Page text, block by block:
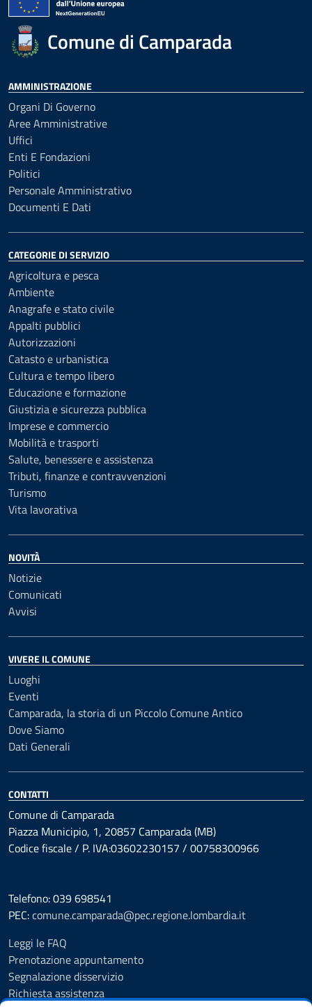
Comune di Camparada
AMMINISTRAZIONE
Organi Di Governo
Aree Amministrative
Uffici
Enti E Fondazioni
Politici
Personale Amministrativo
Documenti E Dati
CATEGORIE DI SERVIZIO
Agricoltura e pesca
Ambiente
Anagrafe e stato civile
Appalti pubblici
Autorizzazioni
Catasto e urbanistica
Cultura e tempo libero
Educazione e formazione
Giustizia e sicurezza pubblica
Imprese e commercio
Mobilità e trasporti
Salute, benessere e assistenza
Tributi, finanze e contravvenzioni
Turismo
Vita lavorativa
NOVITÀ
Notizie
Comunicati
Avvisi
VIVERE IL COMUNE
Luoghi
Eventi
Camparada, la storia di un Piccolo Comune Antico
Dove Siamo
Dati Generali
CONTATTI
Comune di Camparada
Piazza Municipio, 1, 20857 Camparada (MB)
Codice fiscale / P. IVA:03602230157 / 00758300966
Telefono: 039 698541
PEC:comune.camparada@pec.regione.lombardia.it
Leggi le FAQ
Prenotazione appuntamento
Segnalazione disservizio
Richiesta assistenza